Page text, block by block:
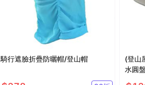
騎行遮臉折疊防曬帽/登山帽
(登山
水圓